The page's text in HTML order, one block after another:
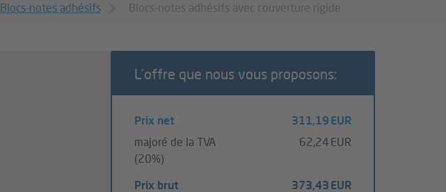
Blocs-notes adhésifs Blocs-notes adhésifs avec couverture rigide
L’offre que nous vous proposons:
Prix net
311,19 EUR
majoré de la TVA
(20%)
62,24 EUR
Prix brut 373,43 EUR